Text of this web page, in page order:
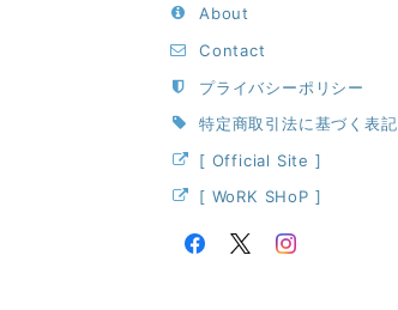
About
Contact
プライバシーポリシー
特定商取引法に基づく表記
[ Official Site ]
[ WoRK SHoP ]